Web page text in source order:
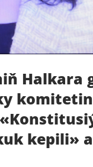
Halkara
kepili»